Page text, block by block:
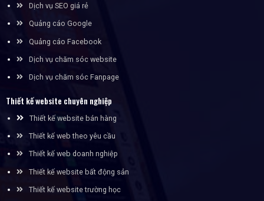
Dịch vụ SEO giá rẻ
Quảng cáo Google
Quảng cáo Facebook
Dịch vụ chăm sóc website
Dịch vụ chăm sóc Fanpage
Thiết kế website chuyên nghiệp
Thiết kế website bán hàng
Thiết kế web theo yêu cầu
Thiết kế web doanh nghiệp
Thiết kế website bất động sản
Thiết kế website trường học